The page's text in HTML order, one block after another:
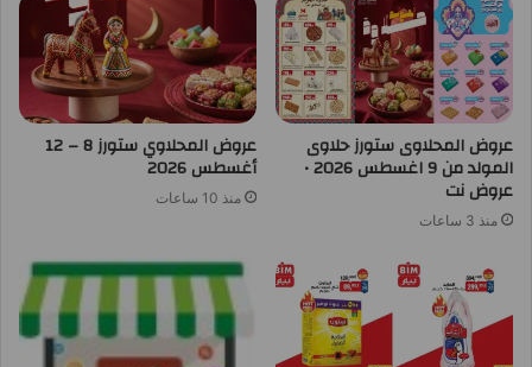
عروض المحلاوى ستورز حلاوى
المولد من 9 اغسطس 2026 •
عروض نت
منذ 3 ساعات
عروض المحلاوي ستورز 8 – 12
أغسطس 2026
منذ 10 ساعات